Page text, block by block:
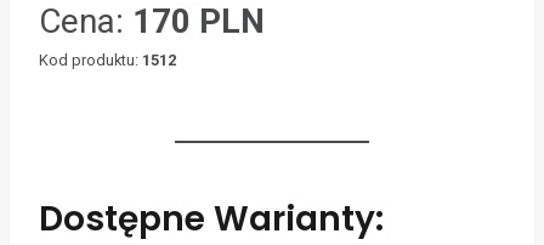
Cena: 170 PLN
Kod produktu: 1512
Dostępne Warianty: